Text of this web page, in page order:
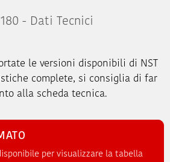
180 - Dati Tecnici
le versioni disponibili di NST
complete, si consiglia di far
alla scheda tecnica.
per visualizzare la tabella